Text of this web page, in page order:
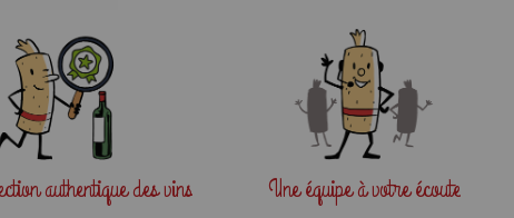
authentique des vins Une équipeà votre écoute